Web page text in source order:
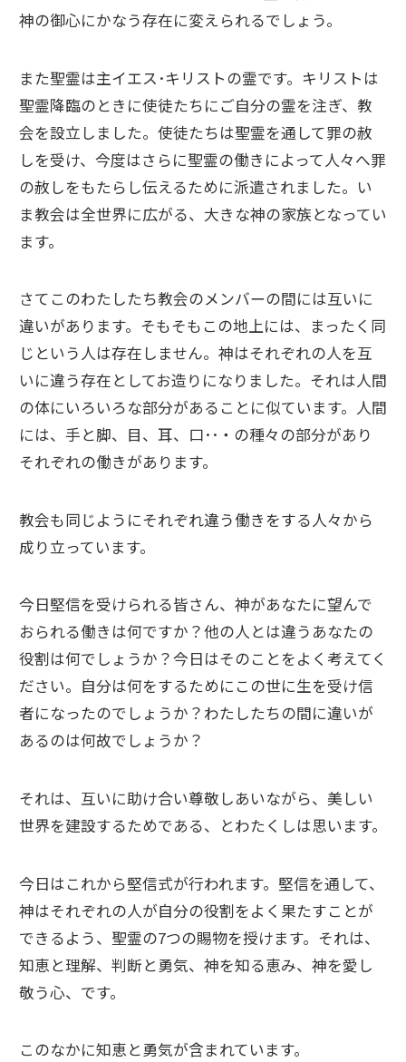
神の御心にかなう存在に変えられるでしょう。
また聖霊は主イエス･キリストの霊です。キリストは
聖霊降臨のときに使徒たちにご自分の霊を注ぎ、教
会を設立しました。使徒たちは聖霊を通して罪の赦
しを受け、今度はさらに聖霊の働きによって人々へ罪
の赦しをもたらし伝えるために派遣されました。い
ま教会は全世界に広がる、大きな神の家族となってい
ます。
さてこのわたしたち教会のメンバーの間には互いに
違いがあります。そもそもこの地上には、まったく同
じという人は存在しません。神はそれぞれの人を互
いに違う存在としてお造りになりました。それは人間
の体にいろいろな部分があることに似ています。人間
には、手と脚、目、耳、口･･・の種々の部分があり
それぞれの働きがあります。
教会も同じようにそれぞれ違う働きをする人々から
成り立っています。
今日堅信を受けられる皆さん、神があなたに望んで
おられる働きは何ですか？他の人とは違うあなたの
役割は何でしょうか？今日はそのことをよく考えてく
ださい。自分は何をするためにこの世に生を受け信
者になったのでしょうか？わたしたちの間に違いが
あるのは何故でしょうか？
それは、互いに助け合い尊敬しあいながら、美しい
世界を建設するためである、とわたくしは思います。
今日はこれから堅信式が行われます。堅信を通して、
神はそれぞれの人が自分の役割をよく果たすことが
できるよう、聖霊の7つの賜物を授けます。それは、
知恵と理解、判断と勇気、神を知る恵み、神を愛し
敬う心、です。
このなかに知恵と勇気が含まれています。